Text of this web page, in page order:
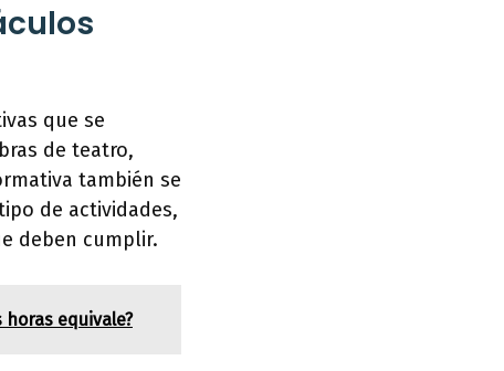
que se
de teatro,
también se
de actividades,
deben cumplir.
equivale?